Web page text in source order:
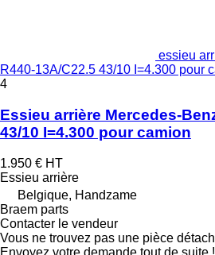
essieu
R440-13A/C22.5 43/10 I=4.300 pour
4
Essieu arrière Mercedes-
43/10 I=4.300 pour camion
1.950 € HT
Essieu arrière
Belgique, Handzame
Braem parts
Contacter le vendeur
Vous ne trouvez pas une pièce
Envoyez votre demande tout de suite !